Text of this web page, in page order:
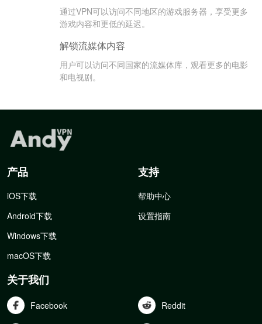
通过VPN可以访问不同地区的游戏服务器，享受更多
游戏内容和更低的延迟。
解锁流媒体内容
用户可以访问不同国家的流媒体库，观看更多的电影
和电视剧。
产品
iOS下载
Android下载
Windows下载
macOS下载
支持
帮助中心
设置指南
关于我们
Facebook Reddit